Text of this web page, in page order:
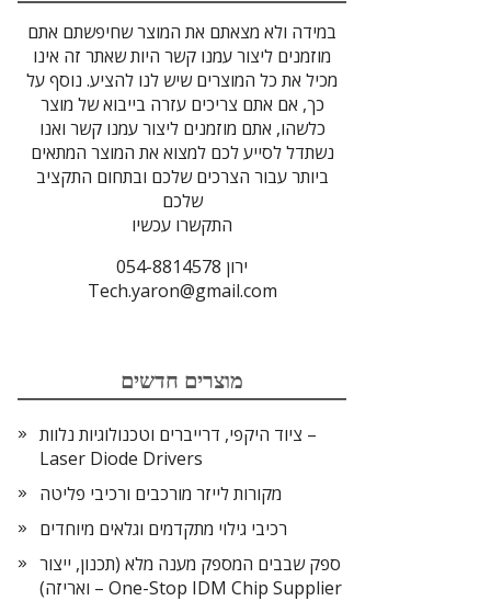
במידה ולא מצאתם את המוצר שחיפשתם אתם
מוזמנים ליצור עמנו קשר היות שאתר זה אינו
מכיל את כל המוצרים שיש לנו להציע. נוסף על
כך, אם אתם צריכים עזרה בייבוא של מוצר
כלשהו, אתם מוזמנים ליצור עמנו קשר ואנו
נשתדל לסייע לכם למצוא את המוצר המתאים
ביותר עבור הצרכים שלכם ובתחום התקציב
שלכם
התקשרו עכשיו
ירון 054-8814578
Tech.yaron@gmail.com
מוצרים חדשים
ציוד היקפי, דרייברים וטכנולוגיות נלוות –
Laser Diode Drivers
מקורות לייזר מורכבים ורכיבי פליטה
רכיבי גילוי מתקדמים וגלאים מיוחדים
ספק שבבים המספק מענה מלא (תכנון, ייצור
ואריזה) – One-Stop IDM Chip Supplier